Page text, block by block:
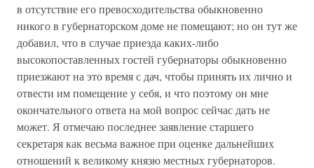
в отсутствие его превосходительства обыкновенно
никого в губернаторском доме не помещают; но он тут же
добавил, что в случае приезда каких-либо
высокопоставленных гостей губернаторы обыкновенно
приезжают на это время с дач, чтобы принять их лично и
отвести им помещение у себя, и что поэтому он мне
окончательного ответа на мой вопрос сейчас дать не
может. Я отмечаю последнее заявление старшего
секретаря как весьма важное при оценке дальнейших
отношений к великому князю местных губернаторов.